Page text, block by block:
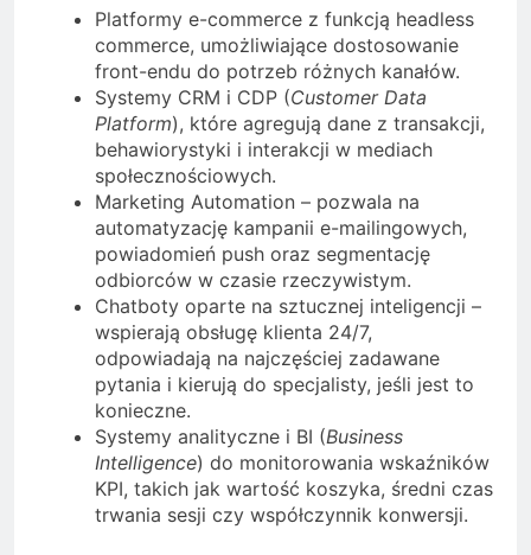
Platformy e-commerce z funkcją headless
commerce, umożliwiające dostosowanie
front-endu do potrzeb różnych kanałów.
Systemy CRM i CDP (Customer Data
Platform), które agregują dane z transakcji,
behawiorystyki i interakcji w mediach
społecznościowych.
Marketing Automation – pozwala na
automatyzację kampanii e-mailingowych,
powiadomień push oraz segmentację
odbiorców w czasie rzeczywistym.
Chatboty oparte na sztucznej inteligencji –
wspierają obsługę klienta 24/7,
odpowiadają na najczęściej zadawane
pytania i kierują do specjalisty, jeśli jest to
konieczne.
Systemy analityczne i BI (Business
Intelligence) do monitorowania wskaźników
KPI, takich jak wartość koszyka, średni czas
trwania sesji czy współczynnik konwersji.